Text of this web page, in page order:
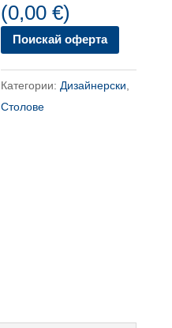
(0,00€)
Поискай оферта
Категории: Дизайнерски
Столове